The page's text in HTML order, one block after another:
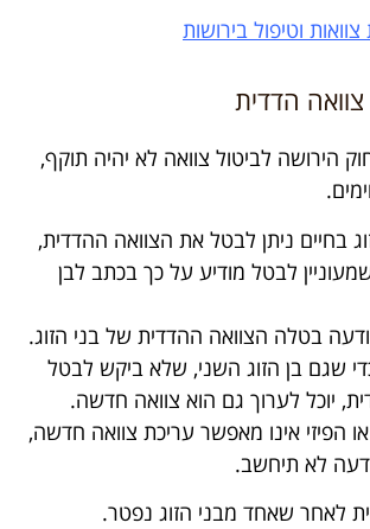
וטיפול בירושות
הדדית
8 א' לחוק הירושה לביטול צוואה לא יהיה תוקף,
בחיים ניתן לבטל את הצוואה ההדדית,
לבטל מודיע על כך בכתב לבן
בטלה הצוואה ההדדית של בני הזוג.
שגם בן הזוג השני, שלא ביקש לבטל
יוכל לערוך גם הוא צוואה חדשה.
הפיזי אינו מאפשר עריכת צוואה חדשה,
לא תיחשב.
לאחר שאחד מבני הזוג נפטר.